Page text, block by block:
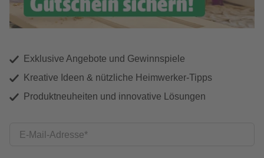
Exklusive Angebote und Gewinnspiele
Kreative Ideen & nützliche Heimwerker-Tipps
Produktneuheiten und innovative Lösungen
E-Mail-Adresse